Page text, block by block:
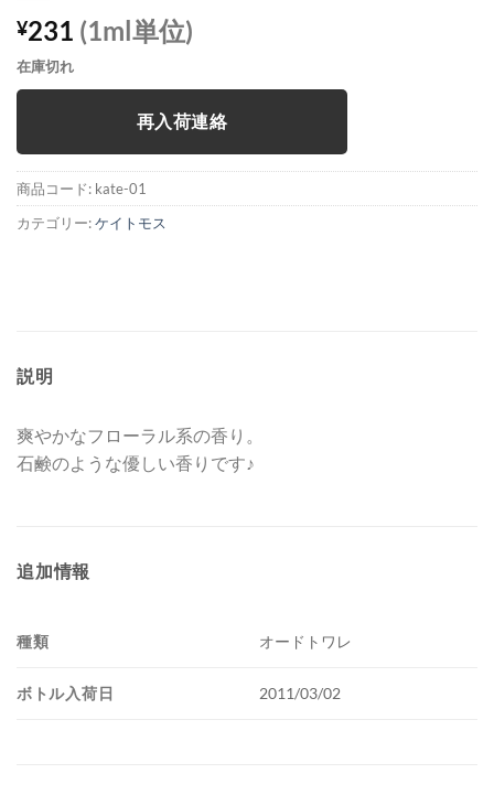
¥231 (1ml単位)
在庫切れ
再入荷連絡
商品コード: kate-01
カテゴリー:ケイトモス
説明
爽やかなフローラル系の香り。
石鹸のような優しい香りです♪
追加情報
種類 オードトワレ
ボトル入荷日 2011/03/02